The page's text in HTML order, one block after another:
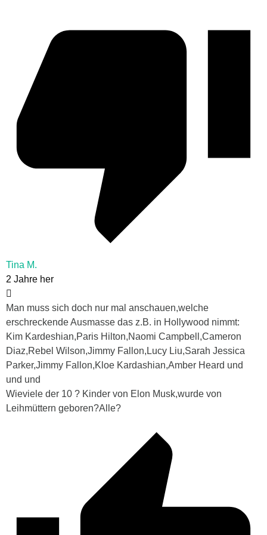
Tina M.
2 Jahre her
Man muss sich doch nur mal anschauen,welche
erschreckende Ausmasse das z.B. in Hollywood nimmt:
Kim Kardeshian,Paris Hilton,Naomi Campbell,Cameron
Diaz,Rebel Wilson,Jimmy Fallon,Lucy Liu,Sarah Jessica
Parker,Jimmy Fallon,Kloe Kardashian,Amber Heard und
und und
Wieviele der 10 ? Kinder von Elon Musk,wurde von
Leihmüttern geboren?Alle?